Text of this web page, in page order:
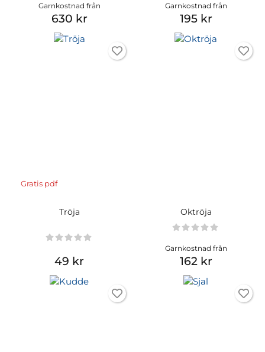
Garnkostnad från
630 kr
Garnkostnad från
195 kr
Gratis pdf
Tröja
49 kr
Oktröja
Garnkostnad från
162 kr